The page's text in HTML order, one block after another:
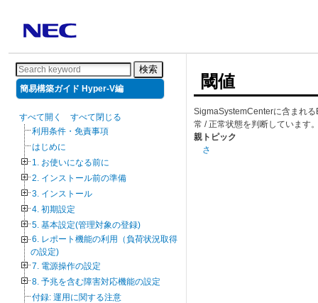
検索
簡易構築ガイド Hyper-V編
すべて開く
すべて閉じる
利用条件・免責事項
はじめに
1. お使いになる前に
2. インストール前の準備
3. インストール
4. 初期設定
5. 基本設定(管理対象の登録)
6. レポート機能の利用（負荷状況取得
の設定)
7. 電源操作の設定
8. 予兆を含む障害対応機能の設定
付録: 運用に関する注意
閾値
SigmaSystemCenterに含まれ
常 / 正常状態を判断しています
親トピック
さ